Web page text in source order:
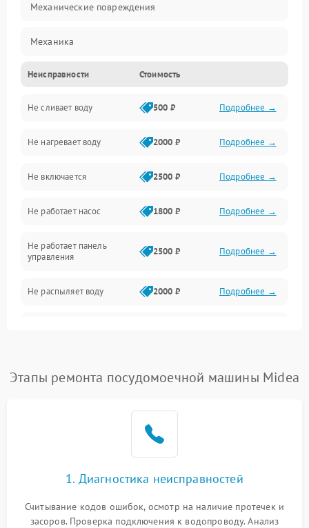
Механические повреждения
Механика
Управление
Электропитание
Датчики
Нагрев
Вода
Гигиена
Программное обеспечение
Неисправности Стоимость
Не сливает воду 500 ₽ Подробнее →
Не нагревает воду 2000 ₽ Подробнее →
Не включается 2500 ₽ Подробнее →
Не работает насос 1800 ₽ Подробнее →
Не работает панель
управления
2500 ₽ Подробнее →
Не распыляет воду 2000 ₽ Подробнее →
воды
1800 ₽ Подробнее →
Проблемы с
Этапы ремонта посудомоечной машины Midea
1. Диагностика неисправностей
Считывание кодов ошибок, осмотр на наличие протечек и
засоров. Проверка подключения к водопроводу. Анализ